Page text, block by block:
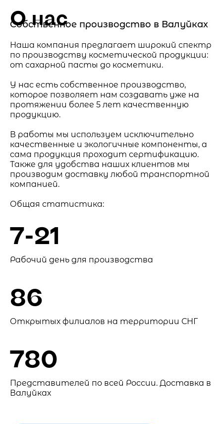
О нас
Собственное производство в Валуйках
Наша компания предлагает широкий спектр
по производству косметической продукции:
от сахарной пасты до косметики.
У нас есть собственное производство,
которое позволяет нам создавать уже на
протяжении более 5 лет качественную
продукцию.
В работы мы используем исключительно
качественные и экологичные компоненты, а
сама продукция проходит сертификацию.
Также для удобства наших клиентов мы
производим доставку любой транспортной
компанией.
Общая статистика:
7-21
Рабочий день для производства
86
Открытых филиалов на территории СНГ
780
Представителей по всей России. Доставка в
Валуйках